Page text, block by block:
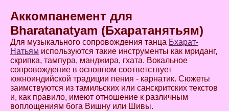
Аккомпанемент для
Bharatanatyam (Бхаратанятьям)
Для музыкального сопровождения танца Бхарат-
Натьям используются такие инструменты как мриданг,
скрипка, тампура, манджира, гхата. Вокальное
сопровождение в основном соответствует
южноиндийской традиции пения - карнатик. Сюжеты
заимствуются из тамильских или санскритских текстов
и, как правило, имеют отношение к различным
воплощениям бога Вишну или Шивы.